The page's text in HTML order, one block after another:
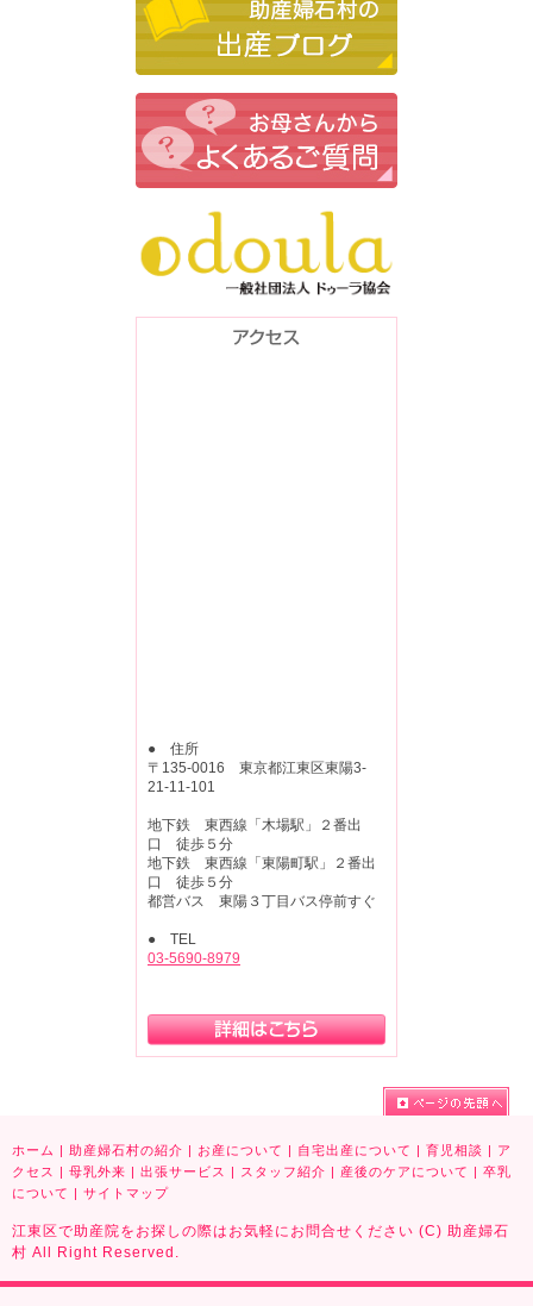
● 住所
〒135-0016 東京都江東区東陽3-
21-11-101
地下鉄 東西線「木場駅」２番出
口 徒歩５分
地下鉄 東西線「東陽町駅」２番出
口 徒歩５分
都営バス 東陽３丁目バス停前すぐ
● TEL
03-5690-8979
ホーム | 助産婦石村の紹介 | お産について | 自宅出産について | 育児相談 | ア
クセス
| 母乳外来 | 出張サービス | スタッフ紹介 | 産後のケアについて | 卒乳
について | サイトマップ
江東区で助産院をお探しの際はお気軽にお問合せください (C) 助産婦石
村 All Right Reserved.